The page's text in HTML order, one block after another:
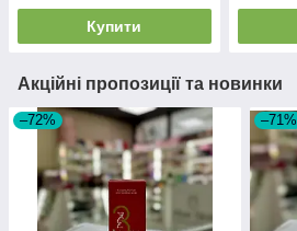
Купити
Акційні пропозиції та новинки
–72% –71%